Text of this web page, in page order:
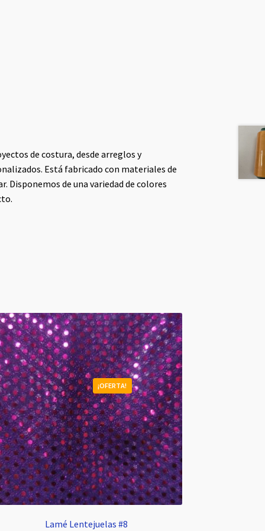
de costura, desde arreglos y
Está fabricado con materiales de
Disponemos de una variedad de colores
Lamé Lentejuelas #8
¡OFERTA!